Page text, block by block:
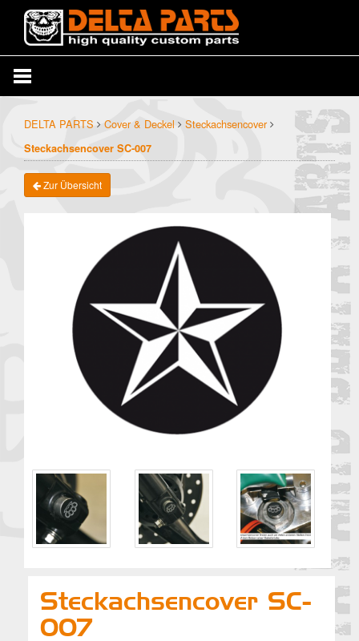
DELTA PARTS Cover & Deckel Steckachsencover
Steckachsencover SC-007
Zur Übersicht
Steckachsencover SC-
007